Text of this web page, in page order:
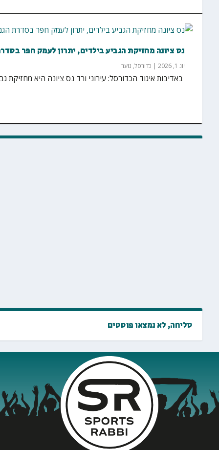
נס ציונה מחזיקת הגביע בילדים, יתרון לעמק חפר
יונ 1, 2026 | כדורסל, נוער
באדיבות איגוד הכדורסל: עירוני ורד נס ציונה היא
סליחה, לא נמצאו פוסטים